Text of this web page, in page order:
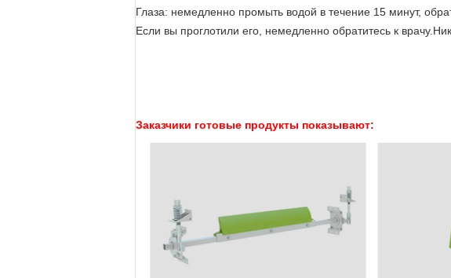
Глаза: немедленно промыть водой в течение 15 минут,
Если вы проглотили его, немедленно обратитесь к
Заказчики готовые продукты показывают: